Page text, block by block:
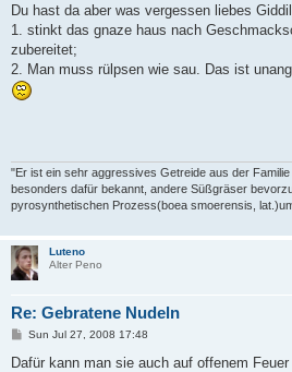
Du hast da aber was vergessen liebes
1. stinkt das gnaze haus nach
zubereitet;
2. Man muss rülpsen wie sau. Das ist
"Er ist ein sehr aggressives Getreide aus der
besonders dafür bekannt, andere Süßgräser
pyrosynthetischen Prozess(boea smoerensis,
Luteno
Alter Peno
Re: Gebratene Nudeln
P
s
Sun Jul 27, 2008 17:48
Dafür kann man sie auch auf offenem